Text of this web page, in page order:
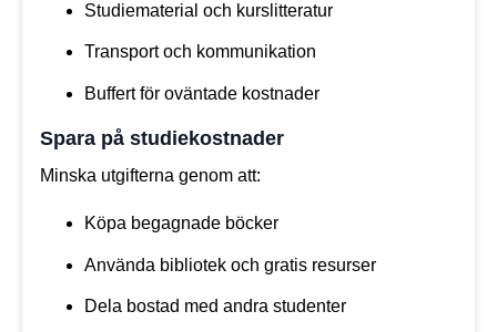
Studiematerial och kurslitteratur
Transport och kommunikation
Buffert för oväntade kostnader
Spara på studiekostnader
Minska utgifterna genom att:
Köpa begagnade böcker
Använda bibliotek och gratis resurser
Dela bostad med andra studenter